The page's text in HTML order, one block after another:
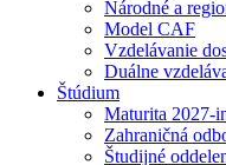
Národné a
Model CAF
Vzdelávanie
Duálne
Štúdium
Maturita 2027-
Zahraničná
Študijné